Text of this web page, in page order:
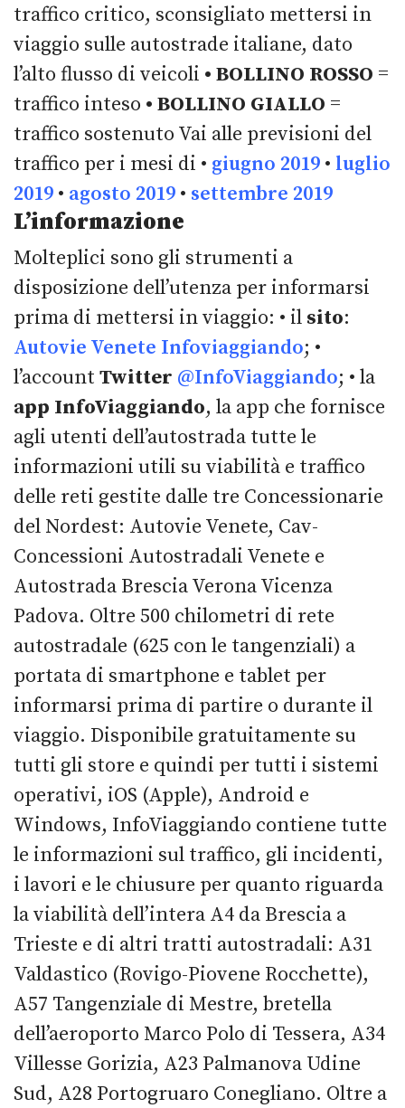
traffico critico, sconsigliato mettersi in
viaggio sulle autostrade italiane, dato
l’alto flusso di veicoli • BOLLINO ROSSO =
traffico inteso • BOLLINO GIALLO =
traffico sostenuto Vai alle previsioni del
traffico per i mesi di • giugno 2019 • luglio
2019 • agosto 2019 • settembre 2019
L’informazione
Molteplici sono gli strumenti a
disposizione dell’utenza per informarsi
prima di mettersi in viaggio: • il sito:
Autovie Venete Infoviaggiando; •
l’account Twitter @InfoViaggiando; • la
app InfoViaggiando, la app che fornisce
agli utenti dell’autostrada tutte le
informazioni utili su viabilità e traffico
delle reti gestite dalle tre Concessionarie
del Nordest: Autovie Venete, Cav-
Concessioni Autostradali Venete e
Autostrada Brescia Verona Vicenza
Padova. Oltre 500 chilometri di rete
autostradale (625 con le tangenziali) a
portata di smartphone e tablet per
informarsi prima di partire o durante il
viaggio. Disponibile gratuitamente su
tutti gli store e quindi per tutti i sistemi
operativi, iOS (Apple), Android e
Windows, InfoViaggiando contiene tutte
le informazioni sul traffico, gli incidenti,
i lavori e le chiusure per quanto riguarda
la viabilità dell’intera A4 da Brescia a
Trieste e di altri tratti autostradali: A31
Valdastico (Rovigo-Piovene Rocchette),
A57 Tangenziale di Mestre, bretella
dell’aeroporto Marco Polo di Tessera, A34
Villesse Gorizia, A23 Palmanova Udine
Sud, A28 Portogruaro Conegliano. Oltre a